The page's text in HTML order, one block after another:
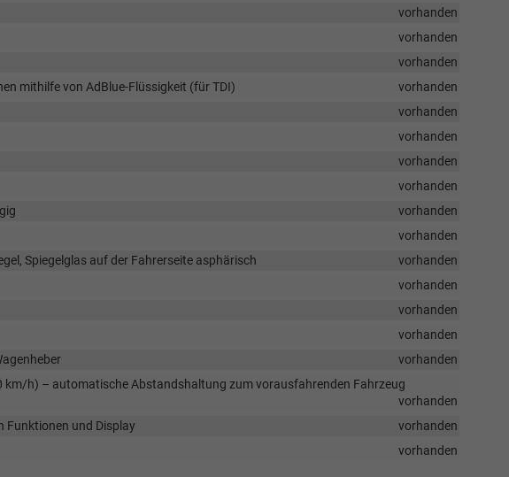
vorhanden
vorhanden
vorhanden
mithilfe von AdBlue-Flüssigkeit (für TDI)
vorhanden
vorhanden
vorhanden
vorhanden
vorhanden
vorhanden
vorhanden
Spiegelglas auf der Fahrerseite asphärisch
vorhanden
vorhanden
vorhanden
vorhanden
vorhanden
km/h) – automatische Abstandshaltung zum vorausfahrenden Fahrzeug
vorhanden
Funktionen und Display
vorhanden
vorhanden